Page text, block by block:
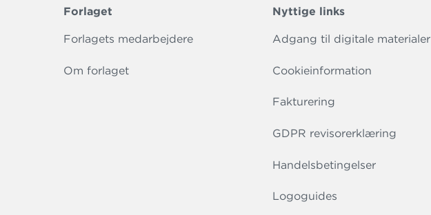
Forlaget
Forlagets medarbejdere
Om forlaget
Nyttige links
Adgang til digitale materialer
Cookieinformation
Fakturering
GDPR revisorerklæring
Handelsbetingelser
Logoguides